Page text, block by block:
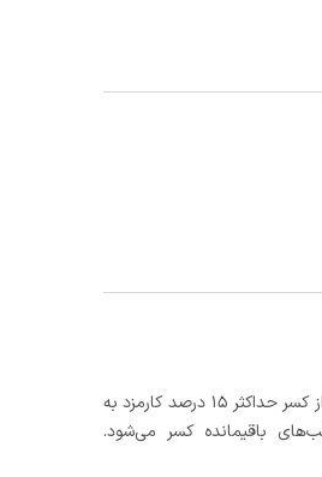
در صورتی که رزرو، حداقل 3 روز کامل قبل از تاریخ ورود لغو گردد؛ مبلغ صورتحساب پس از کسر حداکثر 15 درصد کارمزد به